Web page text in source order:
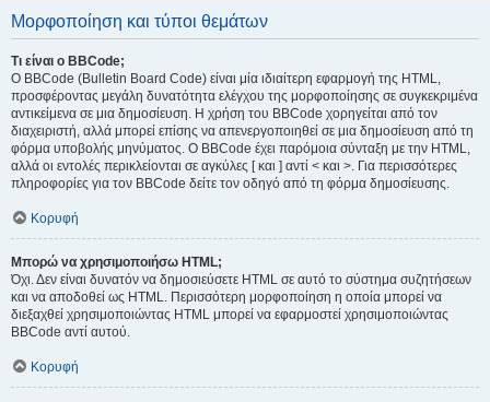
Μορφοποίηση και τύποι θεμάτων
Τι είναι ο BBCode;
Ο BBCode (Bulletin Board Code) είναι μία ιδιαίτερη εφαρμογή της HTML,
προσφέροντας μεγάλη δυνατότητα ελέγχου της μορφοποίησης σε συγκεκριμένα
αντικείμενα σε μια δημοσίευση. Η χρήση του BBCode χορηγείται από τον
διαχειριστή, αλλά μπορεί επίσης να απενεργοποιηθεί σε μια δημοσίευση από τη
φόρμα υποβολής μηνύματος. Ο BBCode έχει παρόμοια σύνταξη με την HTML,
αλλά οι εντολές περικλείονται σε αγκύλες [ και ] αντί < και >. Για περισσότερες
πληροφορίες για τον BBCode δείτε τον οδηγό από τη φόρμα δημοσίευσης.
Κορυφή
Μπορώ να χρησιμοποιήσω HTML;
Όχι. Δεν είναι δυνατόν να δημοσιεύσετε HTML σε αυτό το σύστημα συζητήσεων
και να αποδοθεί ως HTML. Περισσότερη μορφοποίηση η οποία μπορεί να
διεξαχθεί χρησιμοποιώντας HTML μπορεί να εφαρμοστεί χρησιμοποιώντας
BBCode αντί αυτού.
Κορυφή